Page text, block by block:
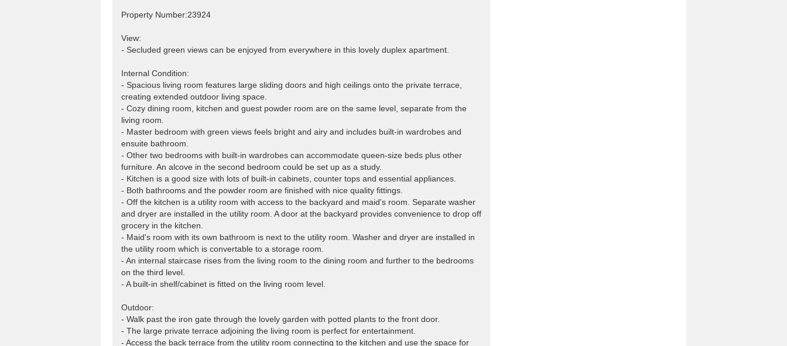
Property Number:23924
View:
- Secluded green views can be enjoyed from everywhere in this lovely duplex apartment.
Internal Condition:
- Spacious living room features large sliding doors and high ceilings onto the private terrace,
creating extended outdoor living space.
- Cozy dining room, kitchen and guest powder room are on the same level, separate from the
living room.
- Master bedroom with green views feels bright and airy and includes built-in wardrobes and
ensuite bathroom.
- Other two bedrooms with built-in wardrobes can accommodate queen-size beds plus other
furniture. An alcove in the second bedroom could be set up as a study.
- Kitchen is a good size with lots of built-in cabinets, counter tops and essential appliances.
- Both bathrooms and the powder room are finished with nice quality fittings.
- Off the kitchen is a utility room with access to the backyard and maid's room. Separate washer
and dryer are installed in the utility room. A door at the backyard provides convenience to drop off
grocery in the kitchen.
- Maid's room with its own bathroom is next to the utility room. Washer and dryer are installed in
the utility room which is convertable to a storage room.
- An internal staircase rises from the living room to the dining room and further to the bedrooms
on the third level.
- A built-in shelf/cabinet is fitted on the living room level.
Outdoor:
- Walk past the iron gate through the lovely garden with potted plants to the front door.
- The large private terrace adjoining the living room is perfect for entertainment.
- Access the back terrace from the utility room connecting to the kitchen and use the space for